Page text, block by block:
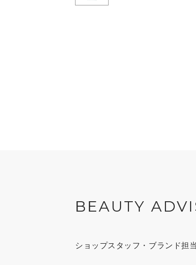
BEAUTY
ショップスタッフ・ブランド担